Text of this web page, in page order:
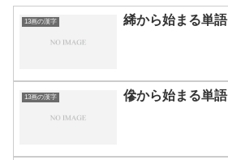
13画の漢字 絺から始まる単語
13画の漢字 傪から始まる単語